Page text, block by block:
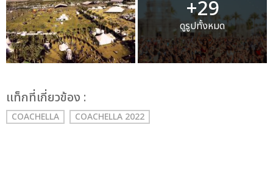
+29
ดูรูปทั้งหมด
เเท็กที่เกี่ยวข้อง :
COACHELLA COACHELLA 2022